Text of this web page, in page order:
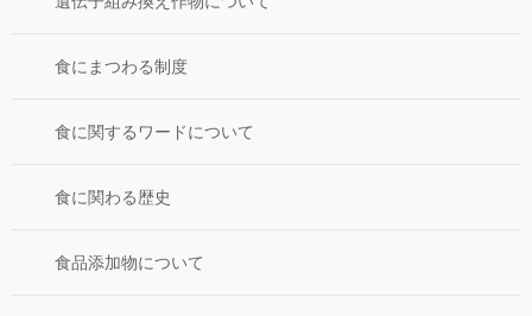
食にまつわる制度
食に関するワードについて
食に関わる歴史
食品添加物について